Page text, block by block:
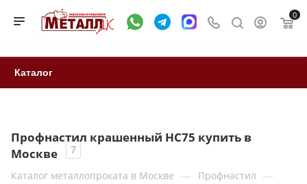
0
Каталог
Профнастил крашенный HC75 купить в
Москве
7
Каталог металлопроката в Москве — Профнастил —